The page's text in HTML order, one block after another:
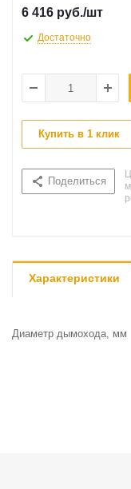
6 416 руб./шт
Достаточно
Купить в 1 клик
Поделиться
Характеристики
Диаметр дымохода, мм